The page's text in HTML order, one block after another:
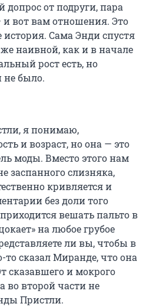
от подруги, пара
вот вам отношения. Это
Сама Энди спустя
же наивной, как и в начале
рост есть, но
не было.
я понимаю,
и возраст, но она — это
моды. Вместо этого нам
заспанного слизняка,
кривляется и
без доли того
вешать пальто в
на любое грубое
ли вы, чтобы в
то сказал Миранде, что она
сказавшего и мокрого
во второй части не
Пристли.